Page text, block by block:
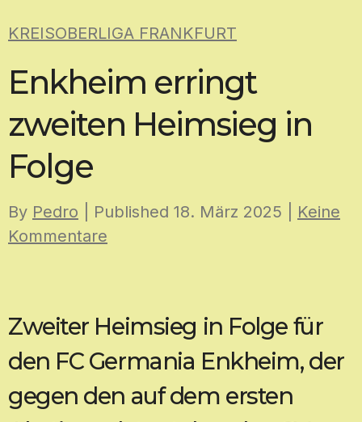
toKREISOBERLIGA FRANKFURT
Enkheim erringt
zweiten Heimsieg in
Folge
By Pedro | Published 18. März 2025
Keine
Kommentare
Zweiter Heimsieg in Folge für
den FC Germania Enkheim, der
gegen den auf dem ersten